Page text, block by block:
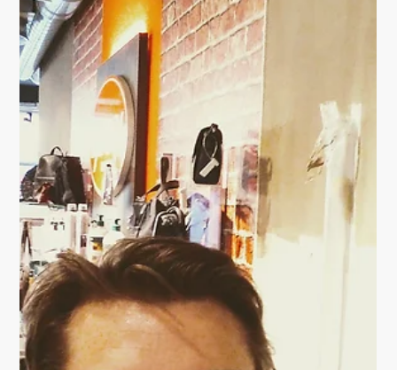
FANTASYFLOOR
WALK ON MUSIC WITH
3D ARTFLOOR
Standardboden? Was ist das? Für das erste Themenhotel